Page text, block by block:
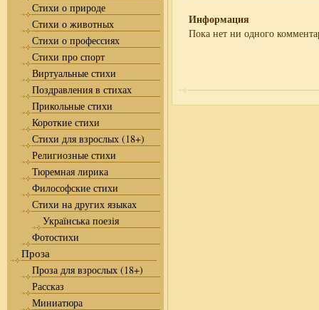
Стихи о природе
Стихи о животных
Стихи о профессиях
Стихи про спорт
Виртуальные стихи
Поздравления в стихах
Прикольные стихи
Короткие стихи
Стихи для взрослых (18+)
Религиозные стихи
Тюремная лирика
Философские стихи
Стихи на других языках
Українська поезія
Фотостихи
Проза
Проза для взрослых (18+)
Рассказ
Миниатюра
Информация
Пока нет ни одного